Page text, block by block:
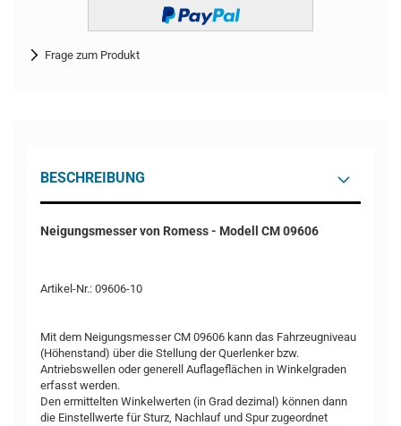
Frage zum Produkt
BESCHREIBUNG
Neigungsmesser von Romess - Modell CM 09606
Artikel-Nr.: 09606-10
Mit dem Neigungsmesser CM 09606 kann das Fahrzeugniveau
(Höhenstand) über die Stellung der Querlenker bzw.
Antriebswellen oder generell Auflageflächen in Winkelgraden
erfasst werden.
Den ermittelten Winkelwerten (in Grad dezimal) können dann
die Einstellwerte für Sturz, Nachlauf und Spur zugeordnet